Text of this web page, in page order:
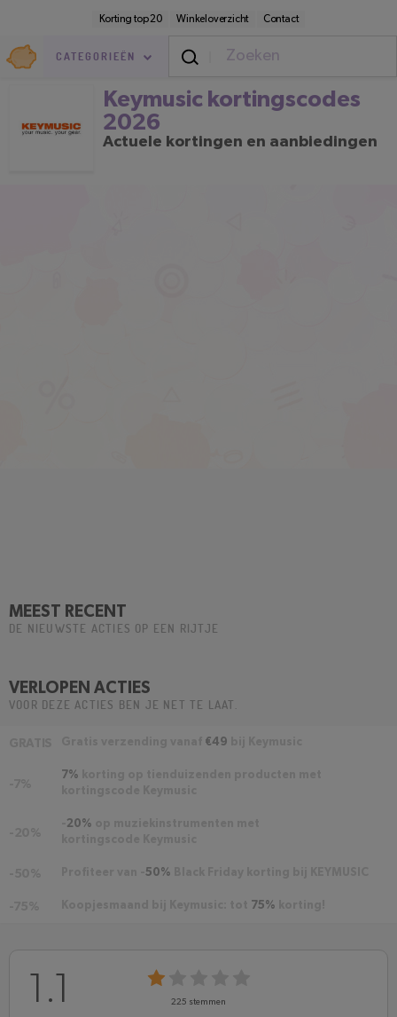
inhoud
Korting top 20 Winkeloverzicht Contact
Goedkoop.nl
CATEGORIEËN
Keymusic kortingscodes 2026
Keymusic kortingscodes
2026
Actuele kortingen en aanbiedingen
MEEST RECENT
DE NIEUWSTE ACTIES OP EEN RIJTJE
VERLOPEN ACTIES
VOOR DEZE ACTIES BEN JE NET TE LAAT.
€49
7%
20%
50%
75%
1.1 225 stemmen